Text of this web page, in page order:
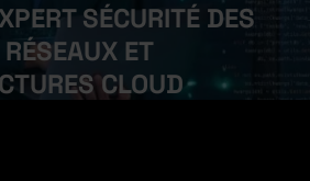
SÉCURITÉ DES
ET
CLOUD